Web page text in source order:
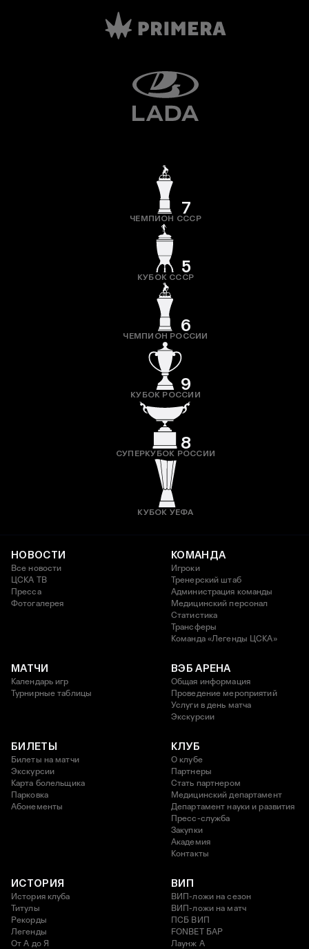
7
ЧЕМПИОН СССР
5
КУБОК СССР
6
ЧЕМПИОН РОССИИ
9
КУБОК РОССИИ
8
СУПЕРКУБОК РОССИИ
КУБОК УЕФА
НОВОСТИ
Все новости
ЦСКА ТВ
Пресса
Фотогалерея
КОМАНДА
Игроки
Тренерский штаб
Администрация команды
Медицинский персонал
Статистика
Трансферы
Команда «Легенды ЦСКА»
МАТЧИ
Календарь игр
Турнирные таблицы
ВЭБ АРЕНА
Общая информация
Проведение мероприятий
Услуги в день матча
Экскурсии
БИЛЕТЫ
Билеты на матчи
Экскурсии
Карта болельщика
Парковка
Абонементы
КЛУБ
О клубе
Партнеры
Стать партнером
Медицинский департамент
Департамент науки и развития
Пресс-служба
Закупки
Академия
Контакты
ИСТОРИЯ
История клуба
Титулы
Рекорды
Легенды
От А до Я
ВИП
ВИП-ложи на сезон
ВИП-ложи на матч
ПСБ ВИП
FONBET БАР
Лаунж A